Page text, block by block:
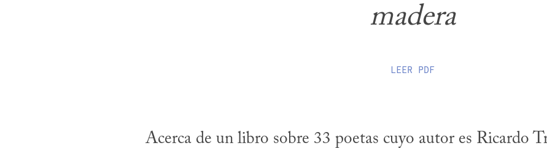
madera
LEER PDF
Acerca de un libro sobre 33 poetas cuyo autor es Ricardo